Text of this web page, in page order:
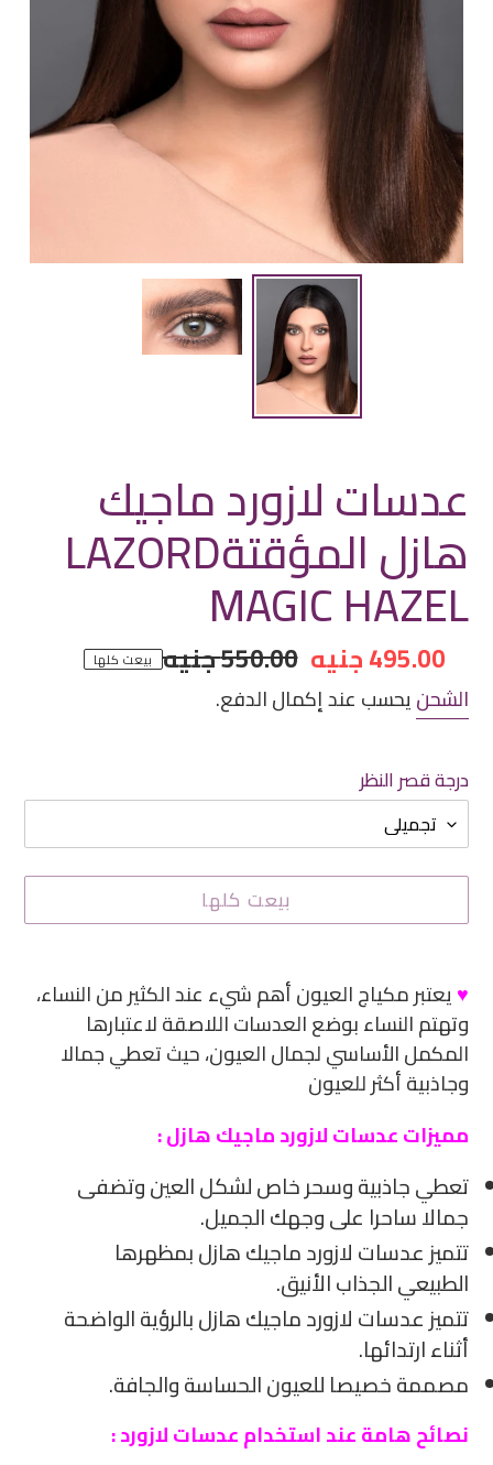
عدسات لازورد ماجيك
هازل المؤقتةLAZORD
MAGIC HAZEL
سعر
مخفض
495.00 جنيه سعر
عادي
550.00 جنيه بيعت كلها
الشحنيحسب عند إكمال الدفع.
درجة قصر النظر
بيعت كلها
منتج
إلى
سلة
التسوق
بك
♥يعتبر مكياج العيون أهم شيء عند الكثير من النساء،
وتهتم النساء بوضع العدسات اللاصقة لاعتبارها
المكمل الأساسي لجمال العيون، حيث تعطي جمالا
وجاذبية أكثر للعيون
مميزات عدسات لازورد ماجيك هازل :
تعطي جاذبية وسحر خاص لشكل العين وتضفى
جمالا ساحرا على وجهك الجميل.
تتميز عدسات لازورد ماجيك هازل بمظهرها
الطبيعي الجذاب الأنيق.
تتميز عدسات لازورد ماجيك هازل بالرؤية الواضحة
أثناء ارتدائها.
مصممة خصيصا للعيون الحساسة والجافة.
نصائح هامة عند استخدام عدسات لازورد :